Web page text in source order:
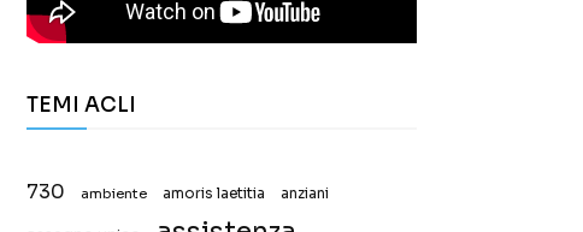
TEMI ACLI
730 ambiente amoris laetitia anziani